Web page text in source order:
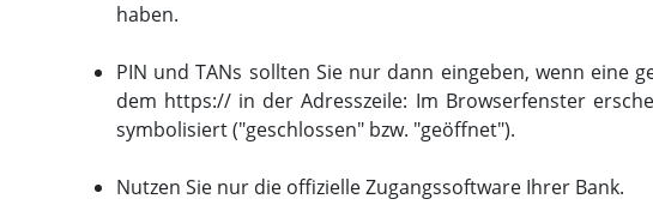
haben.
PIN und TANs sollten Sie nur dann eingeben, wenn eine
dem https:// in der Adresszeile: Im Browserfenster
symbolisiert ("geschlossen" bzw. "geöffnet").
Nutzen Sie nur die offizielle Zugangssoftware Ihrer Bank.